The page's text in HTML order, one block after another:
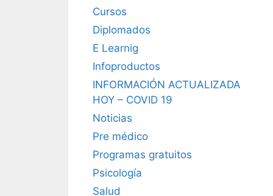
Cursos
Diplomados
E Learnig
Infoproductos
INFORMACIÓN ACTUALIZADA
HOY – COVID 19
Noticias
Pre médico
Programas gratuitos
Psicología
Salud